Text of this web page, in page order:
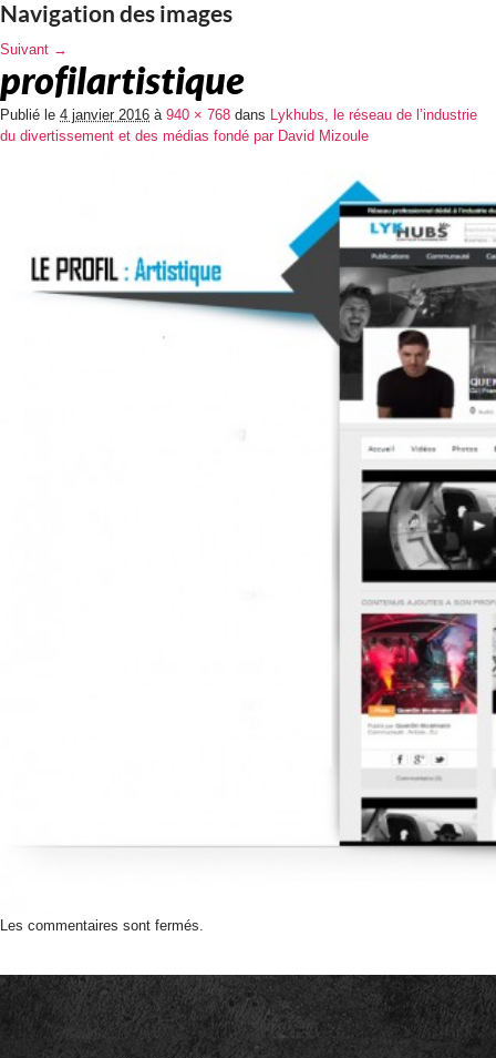
Navigation des images
Suivant →
profilartistique
Publié le 4 janvier 2016 à 940 × 768 dans Lykhubs, le réseau de l’industrie
du divertissement et des médias fondé par David Mizoule
Les commentaires sont fermés.